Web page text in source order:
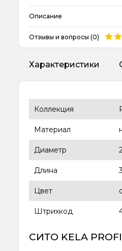
Описание
Отзывы и вопросы (0)
Характеристики
Коллекция
Материал
Диаметр
Длина
Цвет
Штрихкод
СИТО KELA PROFI